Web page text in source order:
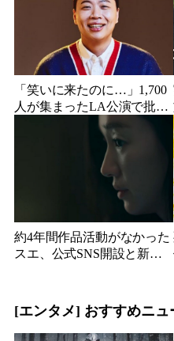
「笑いに来たのに…」1,700
人が集まったLA公演で批判
続出、人気コメディアンが
約4年間作品活動がなかった
スエ、公式SNS開設と新ビ
[エンタメ] おすすめニュ